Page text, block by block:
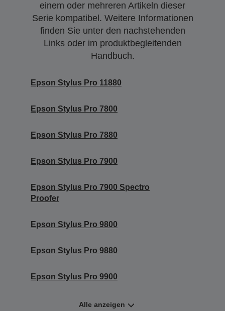
einem oder mehreren Artikeln dieser
Serie kompatibel. Weitere Informationen
finden Sie unter den nachstehenden
Links oder im produktbegleitenden
Handbuch.
Epson Stylus Pro 11880
Epson Stylus Pro 7800
Epson Stylus Pro 7880
Epson Stylus Pro 7900
Epson Stylus Pro 7900 Spectro
Proofer
Epson Stylus Pro 9800
Epson Stylus Pro 9880
Epson Stylus Pro 9900
Alle anzeigen